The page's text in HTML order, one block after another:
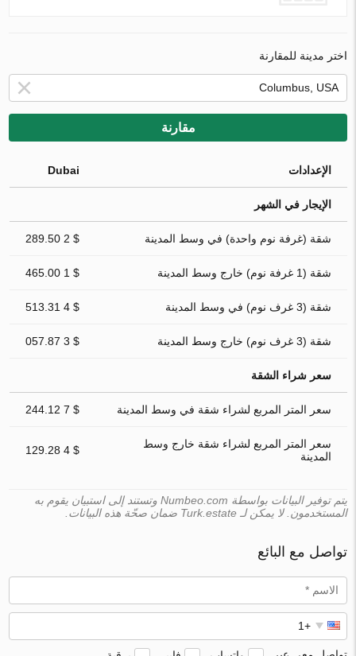
اختر مدينة للمقارنة
مقارنة
الإعدادات Dubai
الإيجار في الشهر
شقة (غرفة نوم واحدة) في وسط المدينة $ 2 289.50
شقة (1 غرفة نوم) خارج وسط المدينة $ 1 465.00
شقة (3 غرف نوم) في وسط المدينة $ 4 513.31
شقة (3 غرف نوم) خارج وسط المدينة $ 3 057.87
سعر شراء الشقة
سعر المتر المربع لشراء شقة في وسط المدينة $ 7 244.12
سعر المتر المربع لشراء شقة خارج وسط
المدينة
$ 4 129.28
يتم توفير البيانات بواسطة Numbeo.com وتستند إلى استبيان يقوم به
المستخدمون. لا يمكن لـ Turk.estate ضمان صحّة هذه البيانات.
تواصل مع البائع